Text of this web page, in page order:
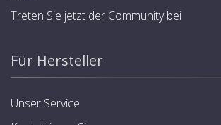
Treten Sie jetzt der Community bei
Für Hersteller
Unser Service